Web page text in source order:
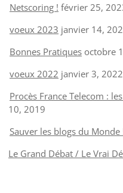
Netscoring ! février 25,
voeux 2023 janvier 14,
Bonnes Pratiques octobre
voeux 2022 janvier 3, 2022
Procès France Telecom :
10, 2019
Sauver les blogs du Monde
Le Grand Débat / Le Vrai